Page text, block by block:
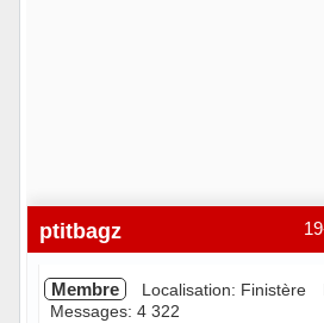
ptitbagz
Membre Localisation: Finistère
Messages: 4 322